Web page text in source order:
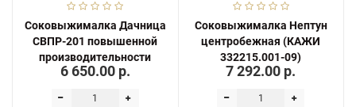
Соковыжималка Дачница
СВПР-201 повышенной
производительности
6 650.00 р.
Соковыжималка Нептун
центробежная (КАЖИ
332215.001-09)
7 292.00 р.